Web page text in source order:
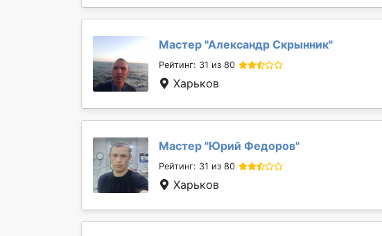
Мастер "Александр Скрынник"
Рейтинг: 31 из 80
Харьков
Мастер "Юрий Федоров"
Рейтинг: 31 из 80
Харьков